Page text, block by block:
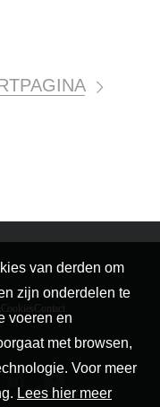
van derden om
zijn onderdelen te
voeren en
met browsen,
Voor meer
Lees hier meer
CookiesContact